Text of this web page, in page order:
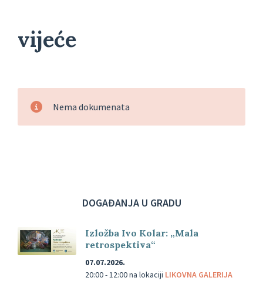
vijeće
Nema dokumenata
DOGAĐANJA U GRADU
Izložba Ivo Kolar: „Mala
retrospektiva“
07.07.2026.
20:00 - 12:00na lokaciji LIKOVNA GALERIJA